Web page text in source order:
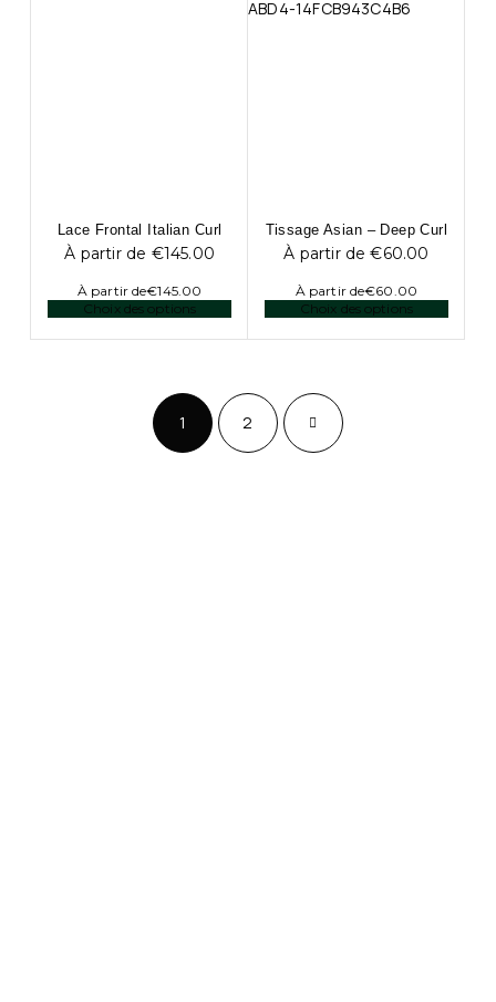
Lace Frontal Italian Curl
À partir de €145.00
À partir de€145.00
Choix des options
Tissage Asian – Deep Curl
À partir de€60.00
À partir de€60.00
Choix des options
1 2